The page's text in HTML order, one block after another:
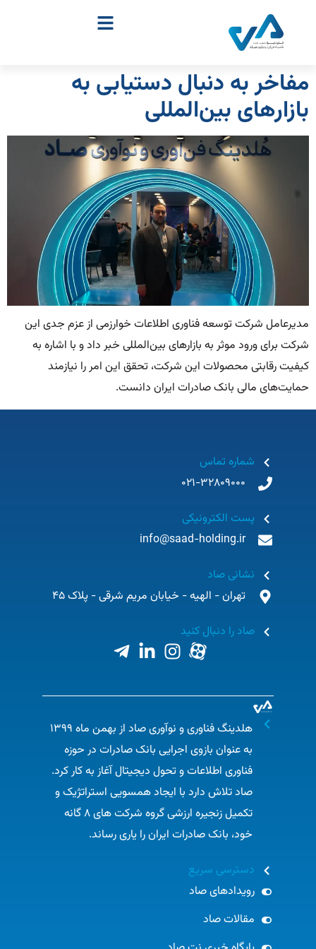
مفاخر به دنبال دستیابی به
بازارهای بین‌المللی
مدیرعامل شرکت توسعه فناوری اطلاعات خوارزمی از عزم جدی این
شرکت برای ورود موثر به بازارهای بین‌المللی خبر داد و با اشاره به
کیفیت رقابتی محصولات این شرکت، تحقق این امر را نیازمند
حمایت‌های مالی بانک صادرات ایران دانست.
شماره تماس
021-32809000
پست الکترونیکی
info@saad-holding.ir
نشانی صاد
تهران - الهیه - خیابان مریم شرقی - پلاک 45
صاد را دنبال کنید
هلدینگ فناوری و نوآوری صاد از بهمن ماه ۱۳۹۹
به عنوان بازوی اجرایی بانک صادرات در حوزه
فناوری اطلاعات و تحول دیجیتال آغاز به کار کرد.
صاد تلاش دارد با ایجاد همسویی استراتژیک و
تکمیل زنجیره ارزشی گروه شرکت های ۸ گانه
خود، بانک صادرات ایران را یاری رساند.​
دسترسی سریع
رویدادهای صاد
مقالات صاد